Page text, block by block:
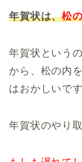
年賀状は、松
年賀状という
から、松の内
はおかしいです
年賀状のやり